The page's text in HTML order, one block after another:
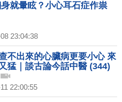
就暈眩？小心耳石症作祟
23:04:38
不出來的心臟病更要小心 來
猛｜談古論今話中醫 (344)
22:00:55